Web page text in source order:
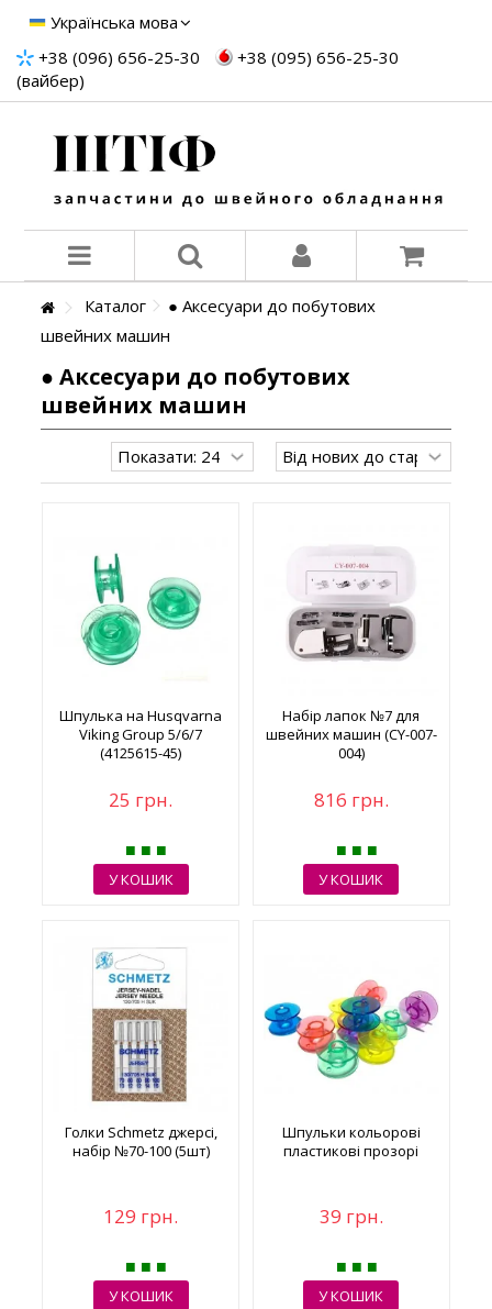
Українська мова
+38 (096) 656-25-30
+38 (095) 656-25-30
(вайбер)
Каталог
● Аксесуари до побутових
швейних машин
● Аксесуари до побутових
швейних машин
Шпулька на Husqvarna
Viking Group 5/6/7
(4125615-45)
25 грн.
У КОШИК
Набір лапок №7 для
швейних машин (CY-007-
004)
816 грн.
У КОШИК
Голки Schmetz джерсі,
набір №70-100 (5шт)
129 грн.
У КОШИК
Шпульки кольорові
пластикові прозорі
39 грн.
У КОШИК